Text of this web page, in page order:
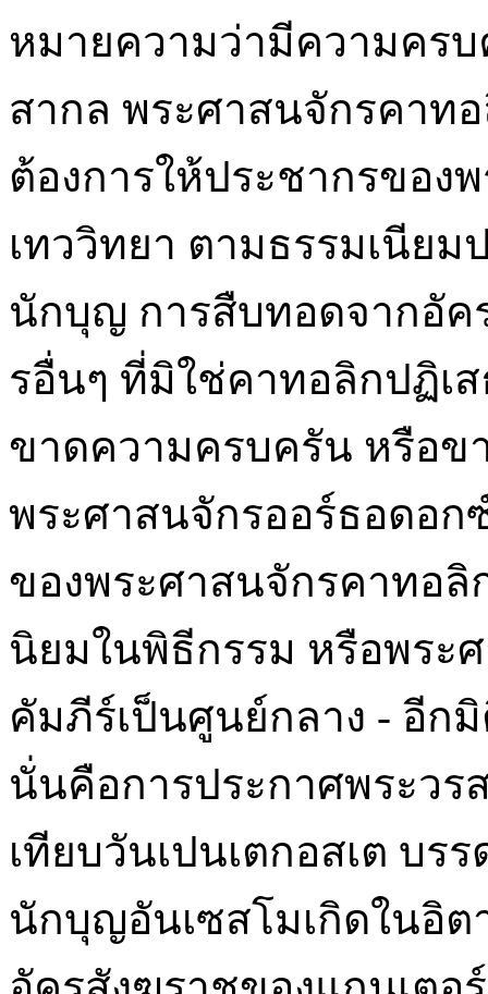
หมายความว่ามีความคร
สากล พระศาสนจักรคาท
ต้องการให้ประชากรของ
เทววิทยา ตามธรรมเนีย
นักบุญ การสืบทอดจากอัค
รอื่นๆ ที่มิใช่คาทอลิกปฏิเ
ขาดความครบครัน หรือข
พระศาสนจักรออร์ธอดอ
ของพระศาสนจักรคาทอ
นิยมในพิธีกรรม หรือพระ
คัมภีร์เป็นศูนย์กลาง - อีก
นั่นคือการประกาศพระว
เทียบวันเปนเตกอสเต บร
นักบุญอันเซสโมเกิดในอิต